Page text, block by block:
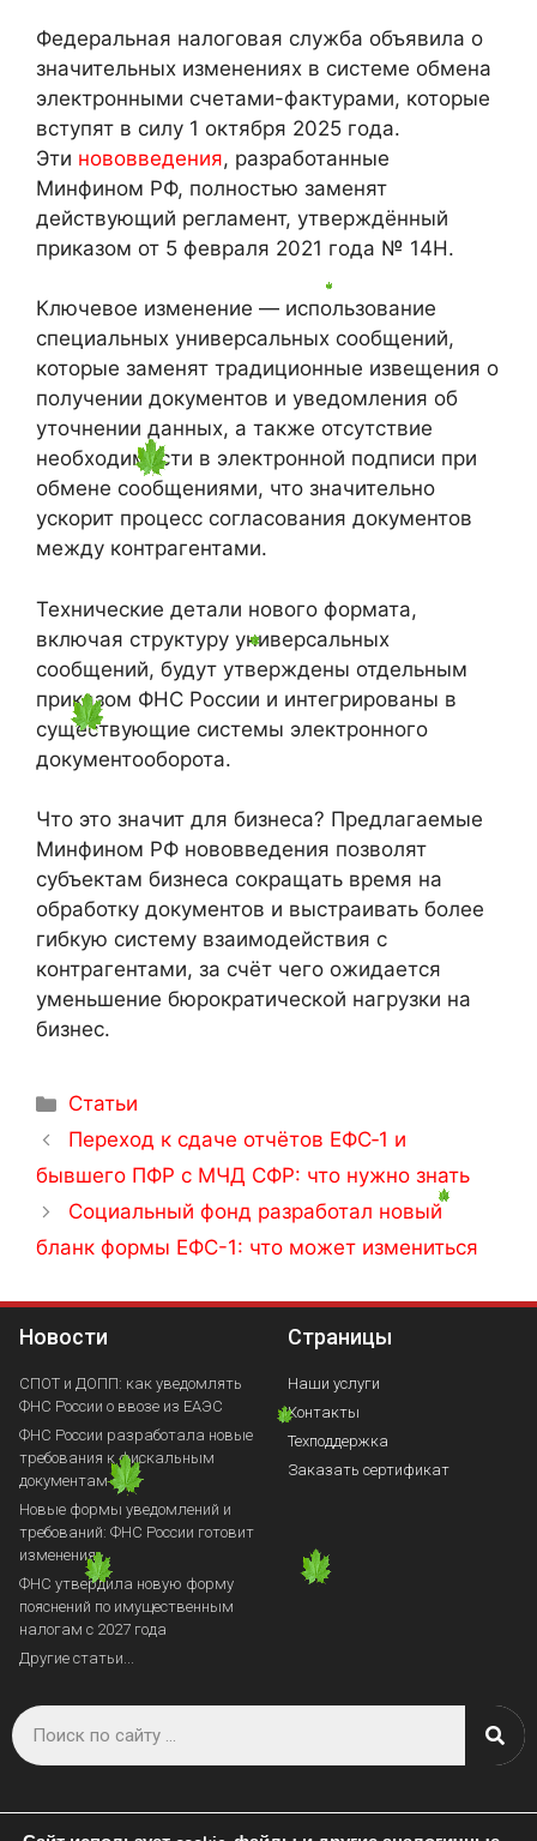
Федеральная налоговая служба объявила о
значительных изменениях в системе обмена
электронными счетами-фактурами, которые
вступят в силу 1 октября 2025 года.
Эти нововведения, разработанные
Минфином РФ, полностью заменят
действующий регламент, утверждённый
приказом от 5 февраля 2021 года № 14Н.
Ключевое изменение — использование
специальных универсальных сообщений,
которые заменят традиционные извещения о
получении документов и уведомления об
уточнении данных, а также отсутствие
необходимости в электронной подписи при
обмене сообщениями, что значительно
ускорит процесс согласования документов
между контрагентами.
Технические детали нового формата,
включая структуру универсальных
сообщений, будут утверждены отдельным
приказом ФНС России и интегрированы в
существующие системы электронного
документооборота.
Что это значит для бизнеса? Предлагаемые
Минфином РФ нововведения позволят
субъектам бизнеса сокращать время на
обработку документов и выстраивать более
гибкую систему взаимодействия с
контрагентами, за счёт чего ожидается
уменьшение бюрократической нагрузки на
бизнес.
Статьи
Переход к сдаче отчётов ЕФС‑1 и
бывшего ПФР с МЧД СФР: что нужно знать
Социальный фонд разработал новый
бланк формы ЕФС-1: что может измениться
Новости
СПОТ и ДОПП: как уведомлять
ФНС России о ввозе из ЕАЭС
ФНС России разработала новые
требования к фискальным
документам
Новые формы уведомлений и
требований: ФНС России готовит
изменения
ФНС утвердила новую форму
пояснений по имущественным
налогам с 2027 года
Другие статьи...
Страницы
Наши услуги
Контакты
Техподдержка
Заказать сертификат